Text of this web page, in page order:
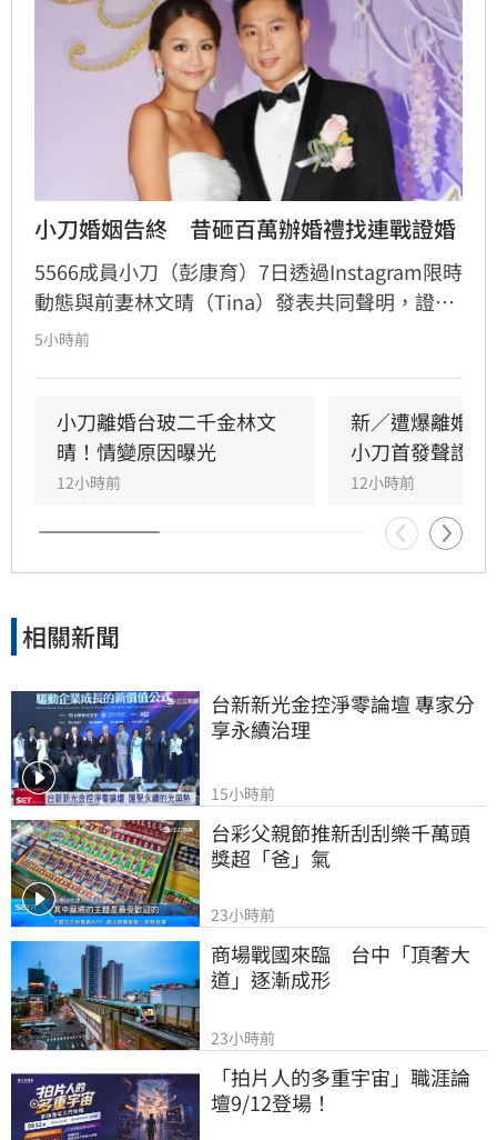
小刀婚姻告終　昔砸百萬辦婚禮找連戰證婚
5566成員小刀（彭康育）7日透過Instagram限時
動態與前妻林文晴（Tina）發表共同聲明，證實
兩人已結束14年婚姻。聲明中表示，兩人其實已
同陪伴、守護一對子女成長，同時希望外界尊重
雙方決定，之後不再對離婚一事做任何回應。
5小時前
小刀離婚台玻二千金林文
晴！情變原因曝光
12小時前
新／遭爆離婚
小刀首發聲證實
12小時前
相關新聞
台新新光金控淨零論壇 專家分
享永續治理
15小時前
台彩父親節推新刮刮樂千萬頭
獎超「爸」氣
23小時前
商場戰國來臨　台中「頂奢大
道」逐漸成形
23小時前
「拍片人的多重宇宙」職涯論
壇9/12登場！